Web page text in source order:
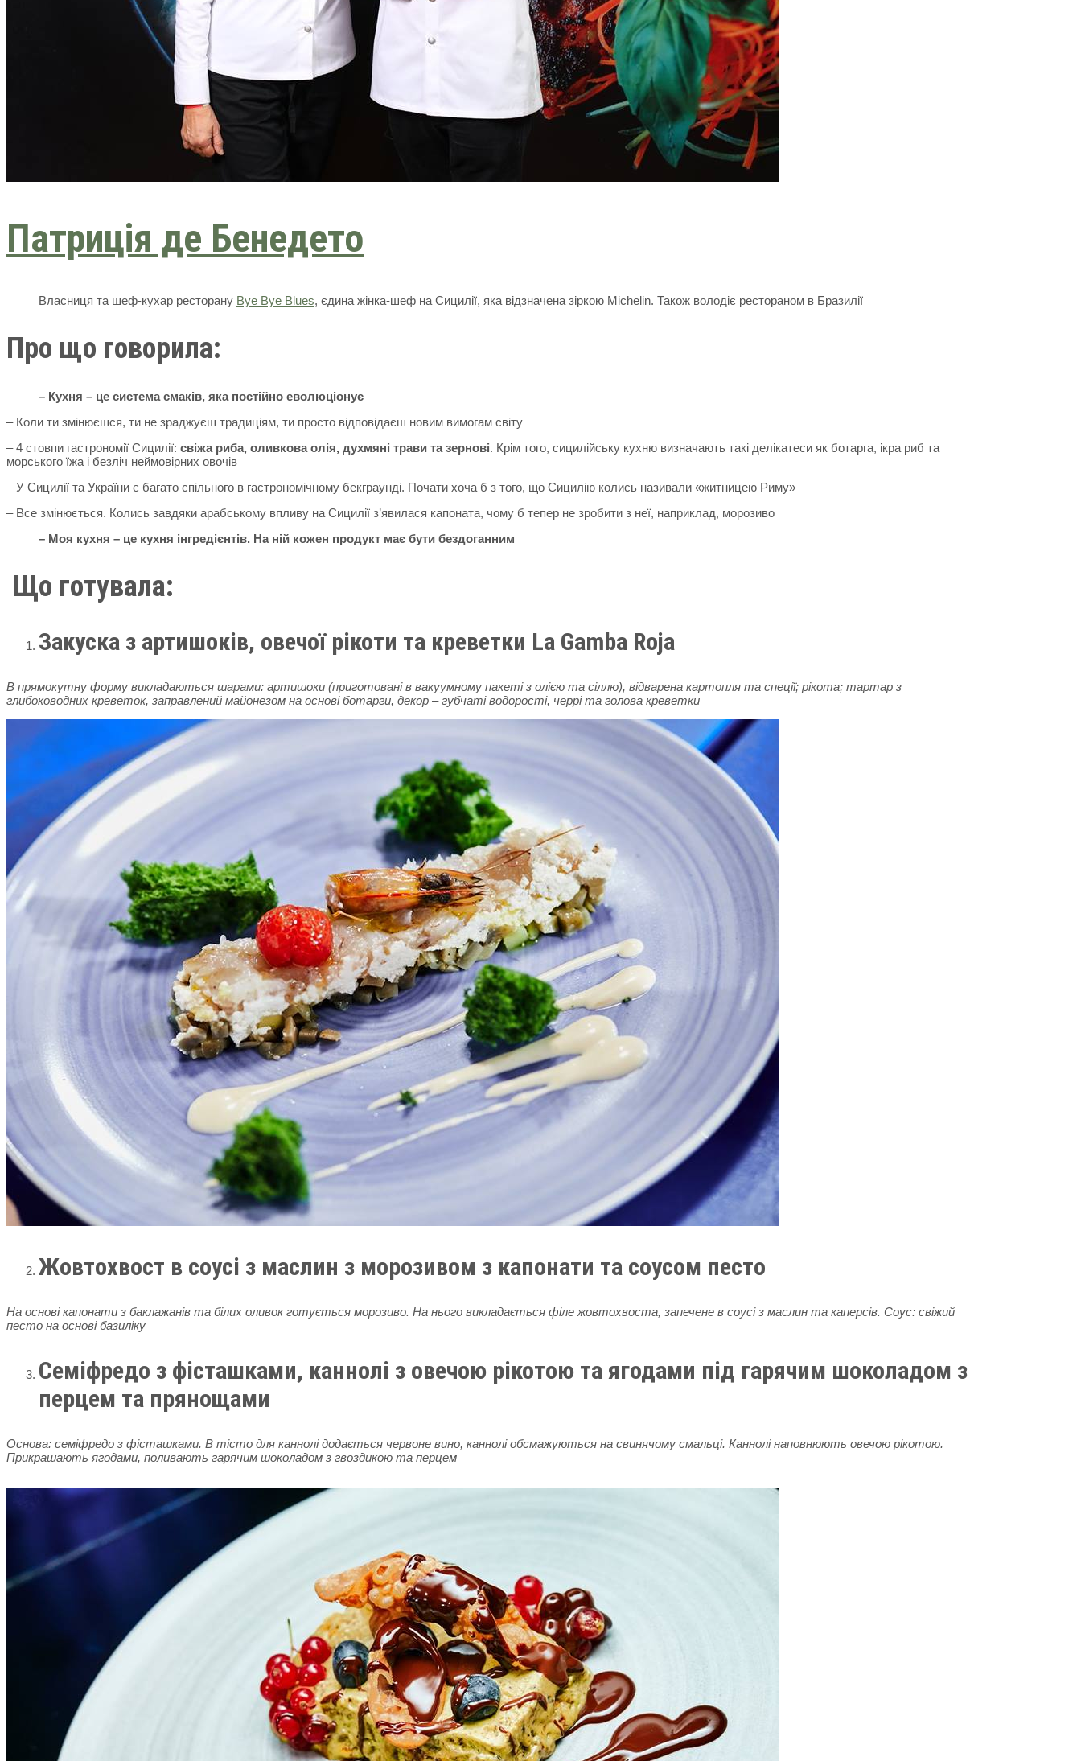
Патриція де Бенедето
Власниця та шеф-кухар ресторану Bye Bye Blues, єдина жінка-шеф на Сицилії, яка відзначена зіркою Michelin. Також володіє рестораном в Бразилії
Про що говорила:
– Кухня – це система смаків, яка постійно еволюціонує
– Коли ти змінюєшся, ти не зраджуєш традиціям, ти просто відповідаєш новим вимогам світу
– 4 стовпи гастрономії Сицилії: свіжа риба, оливкова олія, духмяні трави та зернові. Крім того, сицилійську кухню визначають такі делікатеси як ботарга, ікра риб та
морського їжа і безліч неймовірних овочів
– У Сицилії та України є багато спільного в гастрономічному бекграунді. Почати хоча б з того, що Сицилію колись називали «житницею Риму»
– Все змінюється. Колись завдяки арабському впливу на Сицилії з’явилася капоната, чому б тепер не зробити з неї, наприклад, морозиво
– Моя кухня – це кухня інгредієнтів. На ній кожен продукт має бути бездоганним
Що готувала:
Закуска з артишоків, овечої рікоти та креветки La Gamba Roja
В прямокутну форму викладаються шарами: артишоки (приготовані в вакуумному пакеті з олією та сіллю), відварена картопля та спеції; рікота; тартар з
глибоководних креветок, заправлений майонезом на основі ботарги, декор – губчаті водорості, черрі та голова креветки
Жовтохвост в соусі з маслин з морозивом з капонати та соусом песто
На основі капонати з баклажанів та білих оливок готується морозиво. На нього викладається філе жовтохвоста, запечене в соусі з маслин та каперсів. Соус: свіжий
песто на основі базиліку
Семіфредо з фісташками, каннолі з овечою рікотою та ягодами під гарячим шоколадом з
перцем та прянощами
Основа: семіфредо з фісташками. В тісто для каннолі додається червоне вино, каннолі обсмажуються на свинячому смальці. Каннолі наповнюють овечою рікотою.
Прикрашають ягодами, поливають гарячим шоколадом з гвоздикою та перцем